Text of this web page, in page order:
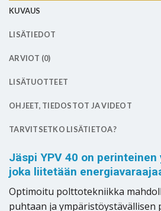
KUVAUS
LISÄTIEDOT
ARVIOT (0)
LISÄTUOTTEET
OHJEET, TIEDOSTOT JA VIDEOT
TARVITSETKO LISÄTIETOA?
Jäspi YPV 40 on
joka liitetään
Optimoitu polttotekniikka
puhtaan ja ympäristöystävällisen